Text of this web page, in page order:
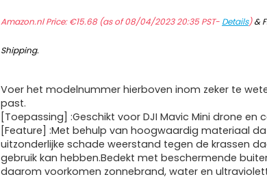
Amazon.nl Price:€15.68(as of 08/04/2023 20:35 PST- Details)&
Shipping.
Voer het modelnummer hierboven inom zeker te
past.
[Toepassing] :Geschikt voor DJI Mavic Mini drone en
[Feature] :Met behulp van hoogwaardig materiaal
uitzonderlijke schade weerstand tegen de krassen
gebruik kan hebben.Bedekt met beschermende
daarom voorkomen zonnebrand, water en